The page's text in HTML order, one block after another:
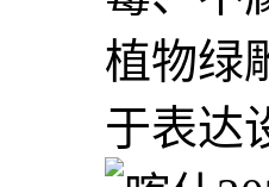
植物绿
于表达